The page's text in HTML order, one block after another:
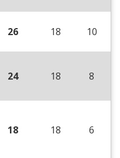
26 18 10
24 18 8
18 18 6